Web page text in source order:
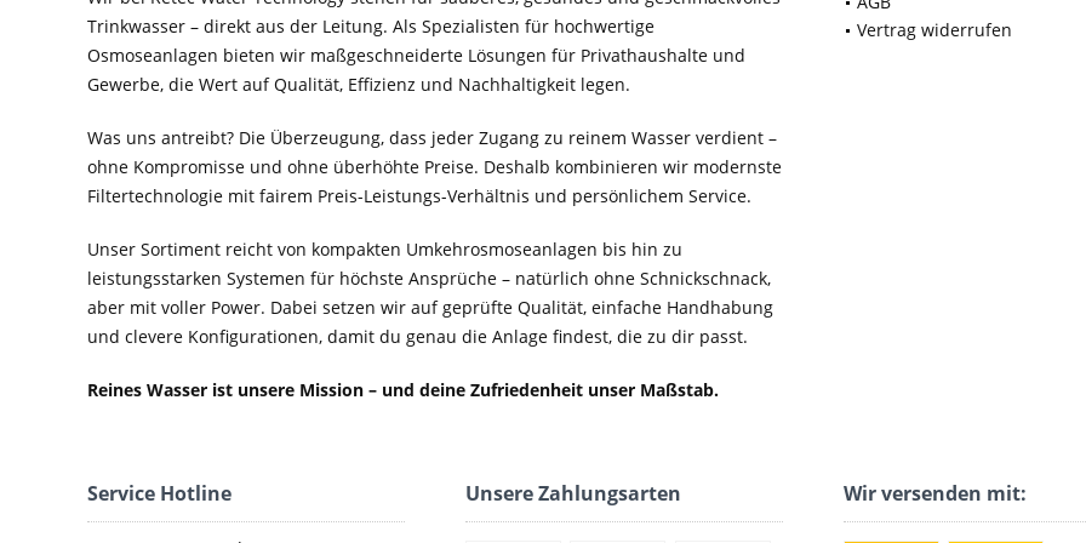
Trinkwasser – direkt aus der Leitung. Als Spezialisten für hochwertige
Osmoseanlagen bieten wir maßgeschneiderte Lösungen für Privathaushalte und
Gewerbe, die Wert auf Qualität, Effizienz und Nachhaltigkeit legen.
Was uns antreibt? Die Überzeugung, dass jeder Zugang zu reinem Wasser verdient –
ohne Kompromisse und ohne überhöhte Preise. Deshalb kombinieren wir modernste
Filtertechnologie mit fairem Preis-Leistungs-Verhältnis und persönlichem Service.
Unser Sortiment reicht von kompakten Umkehrosmoseanlagen bis hin zu
leistungsstarken Systemen für höchste Ansprüche – natürlich ohne Schnickschnack,
aber mit voller Power. Dabei setzen wir auf geprüfte Qualität, einfache Handhabung
und clevere Konfigurationen, damit du genau die Anlage findest, die zu dir passt.
Reines Wasser ist unsere Mission – und deine Zufriedenheit unser Maßstab.
Vertrag widerrufen
Service Hotline Unsere Zahlungsarten Wir versenden mit: